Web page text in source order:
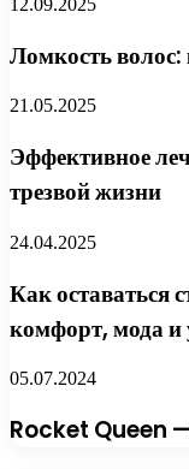
12.09.2025
Ломкость волос:
21.05.2025
Эффективное
трезвой жизни
24.04.2025
Как оставаться
комфорт, мода и
05.07.2024
Rocket Queen —